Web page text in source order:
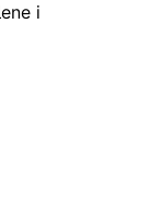
i